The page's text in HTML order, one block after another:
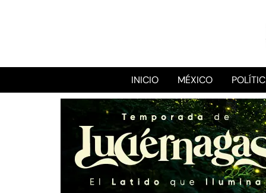
INICIO MÉXICO